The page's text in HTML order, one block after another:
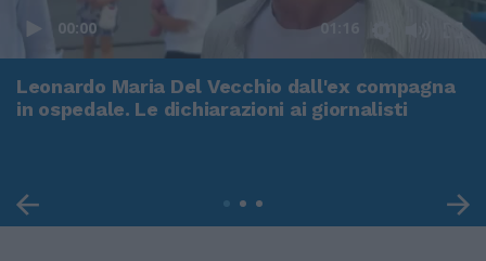
00:00 01:16
Leonardo Maria Del Vecchio dall'ex compagna
in ospedale. Le dichiarazioni ai giornalisti